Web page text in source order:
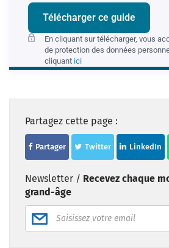
Télécharger ce guide
En cliquant sur télécharger, vous
de protection des données
cliquant ici
Partagez cette page :
Partager Twitter LinkedIn
Newsletter / Recevez chaque
grand-âge